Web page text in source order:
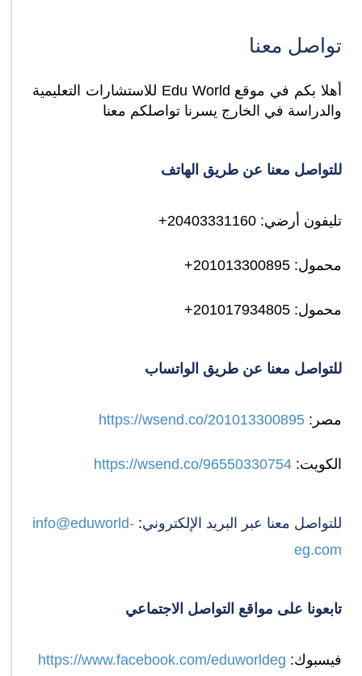
تواصل معنا
أهلا بكم في موقع Edu World للاستشارات التعليمية
والدراسة في الخارج يسرنا تواصلكم معنا
للتواصل معنا عن طريق الهاتف
تليفون أرضي: 20403331160+
محمول: 201013300895+
محمول: 201017934805+
للتواصل معنا عن طريق الواتساب
مصر: https://wsend.co/201013300895
الكويت: https://wsend.co/96550330754
للتواصل معنا عبر البريد الإلكتروني:
info@eduworld-
eg.com
تابعونا على مواقع التواصل الاجتماعي
فيسبوك: https://www.facebook.com/eduworldeg